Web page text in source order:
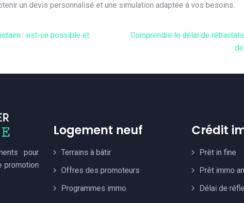
un devis personnalisé et une simulation adaptée à vos besoins.
: est-ce possible et
Comprendre le délai de
pour
promotion
Logement neuf
Terrains à bâtir
Offres des promoteurs
Programmes immo
Crédit
Prêt in fine
Prêt immo
Délai de